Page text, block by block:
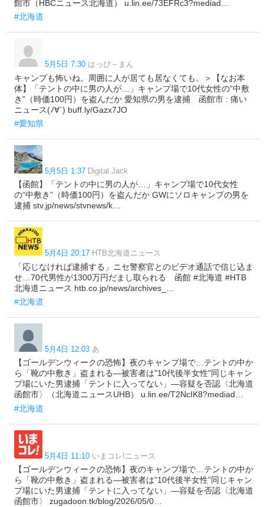
館市（HBCニュース北海道） u.lin.ee/73EFRc3?mediad…
#北海道
5月5日 7:30 はっぴ～まん
キャンプも怖いね。周囲に人が居ても居なくても。＞【なお本
体】「テントの中に男の人が…」キャンプ場で10代女性の“中敷
き”（時価100円）を盗んだか 愛知県の男を逮捕 函館市 : 痛い
ニュース(ﾉ∀`) buff.ly/Gazx7JO
#愛知県
5月5日 1:37 Digital Jack
【函館】「テントの中に男の人が…」キャンプ場で10代女性
の“中敷き”（時価100円）を盗んだか GWにソロキャンプの男を
逮捕 stv.jp/news/stvnews/k…
5月4日 20:17 HTB北海道ニュース
「応じなければ逮捕する」ニセ警察官とのビデオ通話で信じ込ま
せ…70代男性が1300万円だまし取られる 函館 #北海道 #HTB
北海道ニュース htb.co.jp/news/archives_…
#北海道
5月4日 12:03 あ
【ゴールデンウィークの恐怖】夜のキャンプ場で…テントの中か
ら「靴の中敷き」盗まれる―被害者は"10代後半女性"同じキャン
プ場にいた男逮捕「テントに入ってない」―容疑を否認〈北海道
函館市〉（北海道ニュースUHB） u.lin.ee/T2NcIK8?mediad…
#北海道
5月4日 11:10 いまコレ!ニュース
【ゴールデンウィークの恐怖】夜のキャンプ場で…テントの中か
ら「靴の中敷き」盗まれる―被害者は”10代後半女性”同じキャン
プ場にいた男逮捕「テントに入ってない」―容疑を否認〈北海道
函館市〉 zugadoon.tk/blog/2026/05/0…